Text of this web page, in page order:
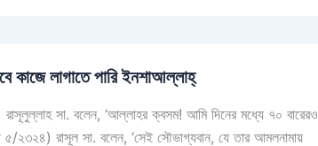
কাজে লাগাতে পারি ইনশাআল্লাহ্
সা. বলেন, ‘আল্লাহর ক্বসম! আমি দিনের মধ্যে ৭০ বারেরও
২৩২৪) রাসূল সা. বলেন, ‘সেই সৌভাগ্যবান, যে তার আমলনামায়